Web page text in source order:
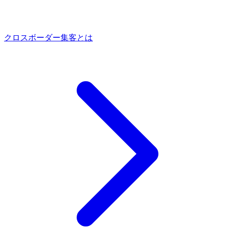
クロスボーダー集客とは